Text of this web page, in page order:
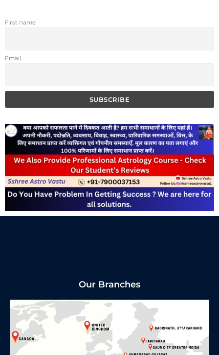
First name
Email
Our Branches